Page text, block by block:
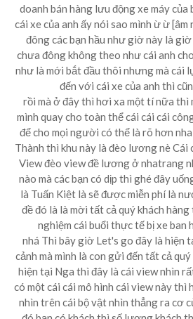
doanh bán hàng lưu động xe máy của
cái xe của anh ấy nói sao mình ừ ừ
đông các bạn hầu như giờ này là
chưa đông không theo như cái anh
như là mới bắt đầu thôi nhưng mà cái
đến với cái xe của anh thì
rồi mà ở đây thì hơi xa một tí nữa thì
mình quay cho toàn thể cái cái cái
để cho mọi người có thể là rõ hơn
Thành thì khu này là đèo lương nè Cái
View đèo view đề lương ở nhatrang
nào mà các bạn có dịp thì ghé đây
là Tuấn Kiệt là sẽ được miễn phí là
đề đó là là mời tất cả quý khách
nghiệm cái buổi thực tế bị xe ban
nhá Thì bây giờ Let's go đây là hiện
cảnh mà mình là con gửi đến tất cả
hiện tại Nga thì đây là cái view nhìn
có một cái cái mô hình cái view này thì
nhìn trên cái bộ vật nhìn thẳng ra cơ